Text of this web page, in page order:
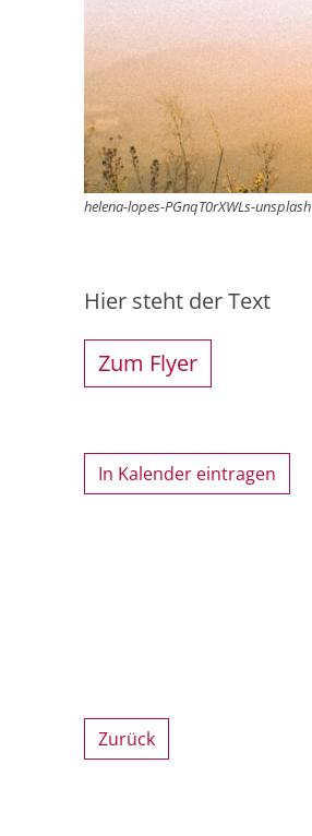
helena-lopes-PGnqT0rXWLs-unsplash
Hier steht der Text
Zum Flyer
In Kalender eintragen
Zurück